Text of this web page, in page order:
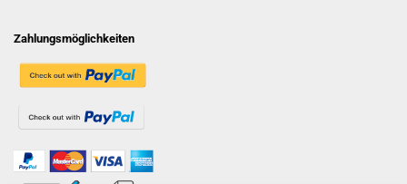
Zahlungsmöglichkeiten